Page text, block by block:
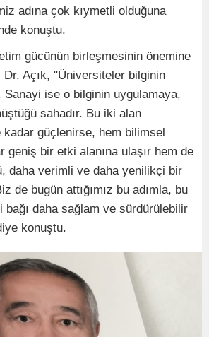
adına çok kıymetli olduğuna
konuştu.
gücünün birleşmesinin önemine
Açık, "Üniversiteler bilginin
Sanayi ise o bilginin uygulamaya,
sahadır. Bu iki alan
kadar güçlenirse, hem bilimsel
geniş bir etki alanına ulaşır hem de
daha verimli ve daha yenilikçi bir
de bugün attığımız bu adımla, bu
bağı daha sağlam ve sürdürülebilir
konuştu.